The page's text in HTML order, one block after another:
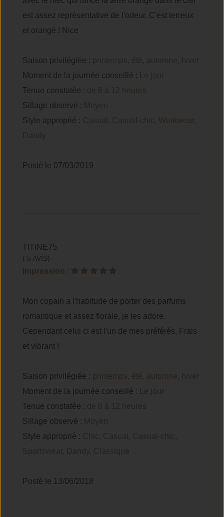
est assez représentative de l'odeur. C'est terreux
et orangé ! Nice
Saison privilégiée : printemps, été, automne, hiver
Moment de la journée conseillé :
Le jour
Tenue constatée : de 6 à 12 heures
Sillage observé : Moyen
Style approprié : Casual, Casual-chic, Workwear,
Dandy
Posté le 07/03/2019
TITINE75
( 5 AVIS)
Impression :
Mon copain a l'habitude de porter des parfums
romantique et assez florale, je les adore.
Cependant celui ci est l'un de mes préférés. Frais
et vibrant !
Saison privilégiée : printemps, été, automne, hiver
Moment de la journée conseillé :
Le jour
Tenue constatée : de 6 à 12 heures
Sillage observé : Moyen
Style approprié : Chic, Casual, Casual-chic,
Sportswear, Dandy, Classique
Posté le 13/06/2018